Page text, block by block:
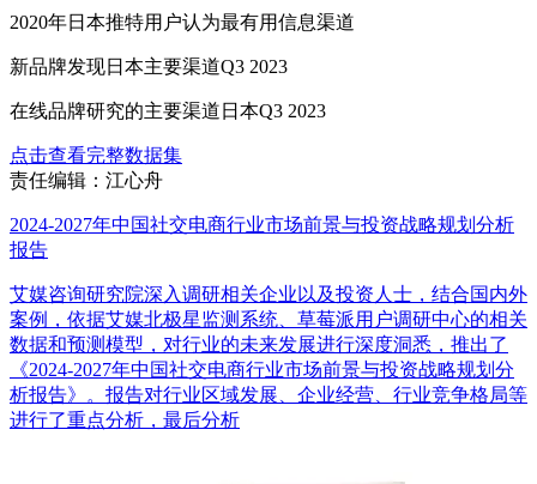
2020年日本推特用户认为最有用信息渠道
新品牌发现日本主要渠道Q3 2023
在线品牌研究的主要渠道日本Q3 2023
点击查看完整数据集
责任编辑：江心舟
2024-2027年中国社交电商行业市场前景与投资战略规划分析
报告
艾媒咨询研究院深入调研相关企业以及投资人士，结合国内外
案例，依据艾媒北极星监测系统、草莓派用户调研中心的相关
数据和预测模型，对行业的未来发展进行深度洞悉，推出了
《2024-2027年中国社交电商行业市场前景与投资战略规划分
析报告》。报告对行业区域发展、企业经营、行业竞争格局等
进行了重点分析，最后分析